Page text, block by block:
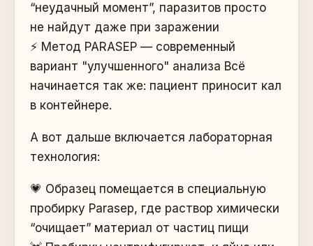
“неудачный момент”, паразитов просто
не найдут даже при заражении
⚡️ Метод PARASEP — современный
вариант "улучшенного" анализа Всё
начинается так же: пациент приносит кал
в контейнере.
А вот дальше включается лабораторная
технология:
💗 Образец помещается в специальную
пробирку Parasep, где раствор химически
“очищает” материал от частиц пищи